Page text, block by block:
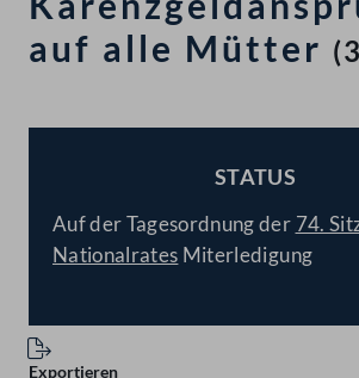
auf alle Mütter
STATUS
Auf der Tagesordnung der 74.
Nationalrates Miterledigung
Exportieren